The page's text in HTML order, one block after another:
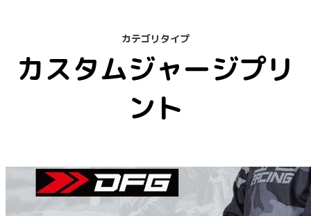
カテゴリタイプ
カスタムジャージプリ
ント